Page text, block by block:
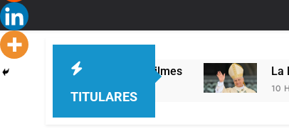
TITULARES
sede de Quilmes La Diócesis de
10 Horas Atrás